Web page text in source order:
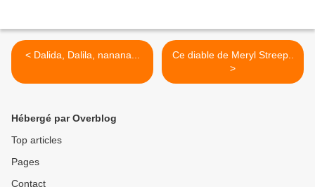
< Dalida, Dalila, nanana...
Ce diable de Meryl Streep..
>
Hébergé par Overblog
Top articles
Pages
Contact